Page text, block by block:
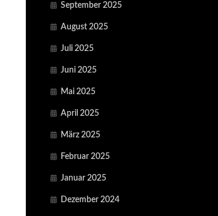
September 2025
August 2025
Juli 2025
Juni 2025
Mai 2025
April 2025
März 2025
Februar 2025
Januar 2025
Dezember 2024